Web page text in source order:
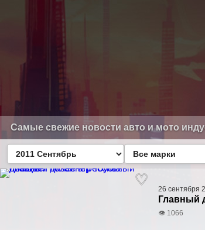
Самые свежие новости авто и мото
26 сентября
Главный
👁 1066